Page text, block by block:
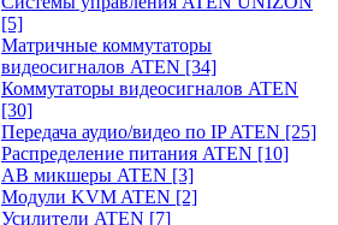
[5]
Матричные коммутаторы
видеосигналов ATEN [34]
Коммутаторы видеосигналов ATEN
[30]
Передача аудио/видео по IP ATEN [25]
Распределение питания ATEN [10]
АВ микшеры ATEN [3]
Модули KVM ATEN [2]
Усилители ATEN [7]